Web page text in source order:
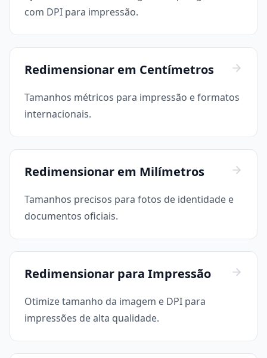
com DPI para impressão.
Redimensionar em Centímetros
Tamanhos métricos para impressão e formatos
internacionais.
Redimensionar em Milímetros
Tamanhos precisos para fotos de identidade e
documentos oficiais.
Redimensionar para Impressão
Otimize tamanho da imagem e DPI para
impressões de alta qualidade.